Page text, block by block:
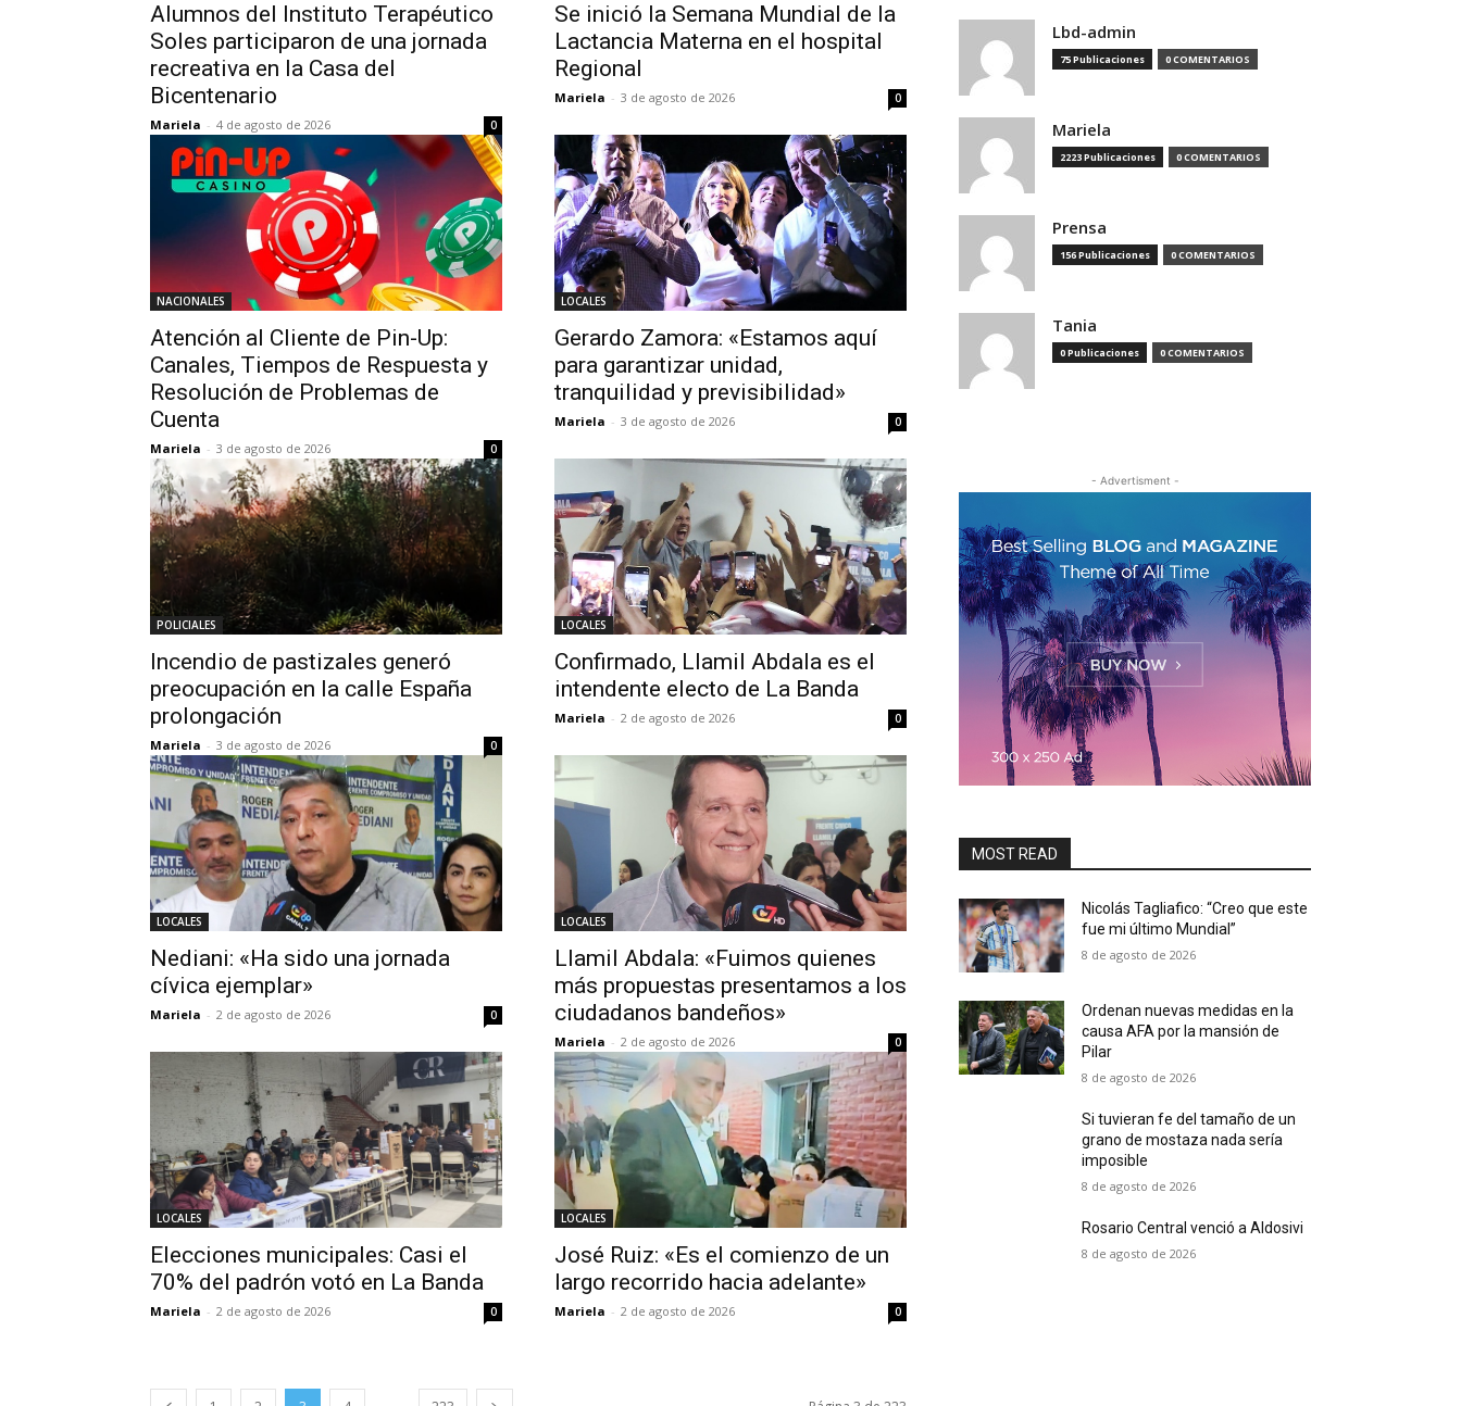
Alumnos del Instituto Terapéutico
Soles participaron de una jornada
recreativa en la Casa del
Bicentenario
Mariela - 4 de agosto de 2026 0
Se inició la Semana Mundial de la
Lactancia Materna en el hospital
Regional
Mariela - 3 de agosto de 2026 0
NACIONALES
Atención al Cliente de Pin-Up:
Canales, Tiempos de Respuesta y
Resolución de Problemas de
Cuenta
Mariela - 3 de agosto de 2026 0
LOCALES
Gerardo Zamora: «Estamos aquí
para garantizar unidad,
tranquilidad y previsibilidad»
Mariela - 3 de agosto de 2026 0
POLICIALES
Incendio de pastizales generó
preocupación en la calle España
prolongación
Mariela - 3 de agosto de 2026 0
LOCALES
Confirmado, Llamil Abdala es el
intendente electo de La Banda
Mariela - 2 de agosto de 2026 0
LOCALES
Nediani: «Ha sido una jornada
cívica ejemplar»
Mariela - 2 de agosto de 2026 0
LOCALES
Llamil Abdala: «Fuimos quienes
más propuestas presentamos a los
ciudadanos bandeños»
Mariela - 2 de agosto de 2026 0
LOCALES
Elecciones municipales: Casi el
70% del padrón votó en La Banda
Mariela - 2 de agosto de 2026 0
LOCALES
José Ruiz: «Es el comienzo de un
largo recorrido hacia adelante»
Mariela - 2 de agosto de 2026 0
Lbd-admin
75 Publicaciones 0 COMENTARIOS
Mariela
2223 Publicaciones 0 COMENTARIOS
Prensa
156 Publicaciones 0 COMENTARIOS
Tania
0 Publicaciones 0 COMENTARIOS
- Advertisment -
MOST READ
Nicolás Tagliafico: “Creo que este
fue mi último Mundial”
8 de agosto de 2026
Ordenan nuevas medidas en la
causa AFA por la mansión de
Pilar
8 de agosto de 2026
Si tuvieran fe del tamaño de un
grano de mostaza nada sería
imposible
8 de agosto de 2026
Rosario Central venció a Aldosivi
8 de agosto de 2026